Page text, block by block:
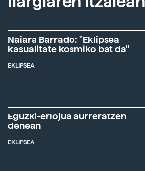
Naiara Barrado: "Eklipsea
kasualitate kosmiko bat da"
EKLIPSEA
Eguzki-erlojua aurreratzen
denean
EKLIPSEA